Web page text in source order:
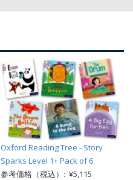
Oxford Reading Tree - Story
Sparks Level 1+ Pack of 6
参考価格（税込）: ¥5,115